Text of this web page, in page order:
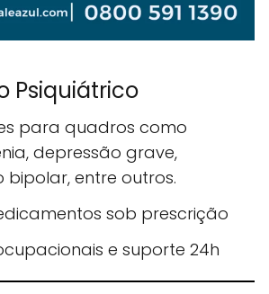
Psiquiátrico
para quadros como
depressão grave,
bipolar, entre outros.
sob prescrição
e suporte 24h